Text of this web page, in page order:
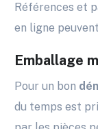
Références et
en ligne
Emballage
Pour un bon
du temps est